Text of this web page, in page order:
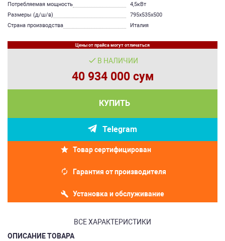
Потребляемая мощность
4,5кВт
Размеры (д/ш/в)
795х535х500
Страна производства
Италия
Цены от прайса могут отличаться
В НАЛИЧИИ
40 934 000 сум
КУПИТЬ
Telegram
Товар сертифицирован
Гарантия от производителя
Установка и обслуживание
ВСЕ ХАРАКТЕРИСТИКИ
ОПИСАНИЕ ТОВАРА